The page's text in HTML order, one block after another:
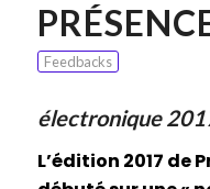
Feedbacks
électronique
L’édition 2017 de